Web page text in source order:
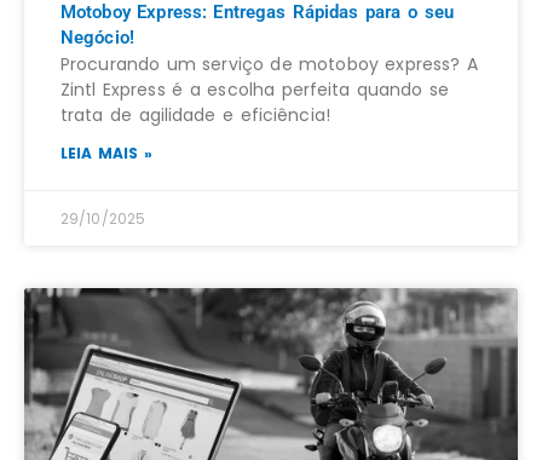
Motoboy Express: Entregas Rápidas para o seu
Negócio!
Procurando um serviço de motoboy express? A
Zintl Express é a escolha perfeita quando se
trata de agilidade e eficiência!
LEIA MAIS »
29/10/2025